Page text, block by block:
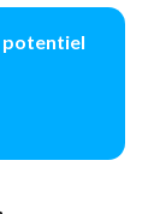
potentiel